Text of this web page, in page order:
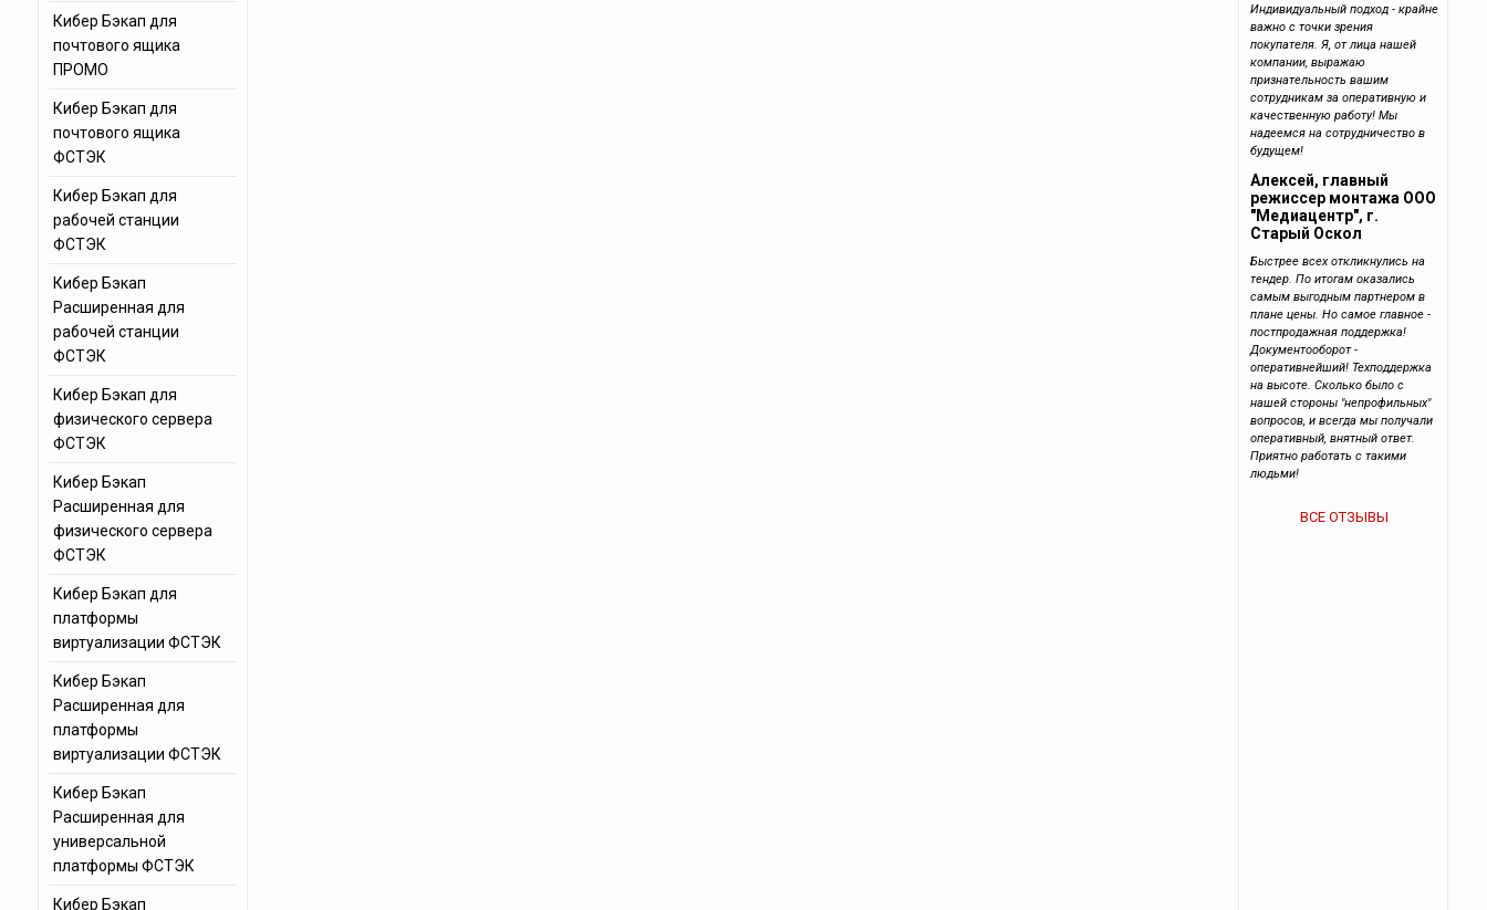
Кибер Бэкап для
почтового ящика
ПРОМО
Кибер Бэкап для
почтового ящика
ФСТЭК
Кибер Бэкап для
рабочей станции
ФСТЭК
Кибер Бэкап
Расширенная для
рабочей станции
ФСТЭК
Кибер Бэкап для
физического сервера
ФСТЭК
Кибер Бэкап
Расширенная для
физического сервера
ФСТЭК
Кибер Бэкап для
платформы
виртуализации ФСТЭК
Кибер Бэкап
Расширенная для
платформы
виртуализации ФСТЭК
Кибер Бэкап
Расширенная для
универсальной
платформы ФСТЭК
Кибер Бэкап
Индивидуальный подход - крайне
важно с точки зрения
покупателя. Я, от лица нашей
компании, выражаю
признательность вашим
сотрудникам за оперативную и
качественную работу! Мы
надеемся на сотрудничество в
будущем!
Алексей, главный
режиссер монтажа ООО
"Медиацентр", г.
Старый Оскол
Быстрее всех откликнулись на
тендер. По итогам оказались
самым выгодным партнером в
плане цены. Но самое главное -
постпродажная поддержка!
Документооборот -
оперативнейший! Техподдержка
на высоте. Сколько было с
нашей стороны "непрофильных"
вопросов, и всегда мы получали
оперативный, внятный ответ.
Приятно работать с такими
людьми!
ВСЕ ОТЗЫВЫ